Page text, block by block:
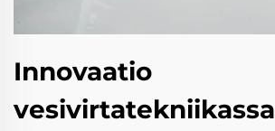
Innovaatio
vesivirtatekniikassa